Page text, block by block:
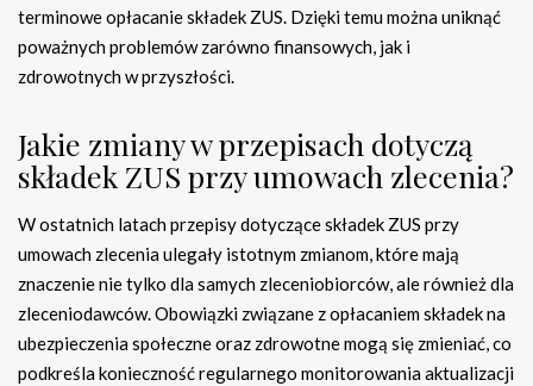
terminowe opłacanie składek ZUS. Dzięki temu można uniknąć
poważnych problemów zarówno finansowych, jak i
zdrowotnych w przyszłości.
Jakie zmiany w przepisach dotyczą
składek ZUS przy umowach zlecenia?
W ostatnich latach przepisy dotyczące składek ZUS przy
umowach zlecenia ulegały istotnym zmianom, które mają
znaczenie nie tylko dla samych zleceniobiorców, ale również dla
zleceniodawców. Obowiązki związane z opłacaniem składek na
ubezpieczenia społeczne oraz zdrowotne mogą się zmieniać, co
podkreśla konieczność regularnego monitorowania aktualizacji